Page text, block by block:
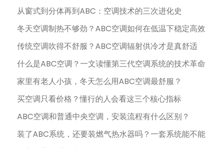
从窗式到分体再到ABC：空调技术的三次进化史
冬天空调制热不够劲？ABC空调如何在低温下稳定高效
传统空调吹得不舒服？ABC空调辐射供冷才是真舒适
什么是ABC空调？一文读懂第三代空调系统的技术革命
家里有老人小孩，冬天怎么用ABC空调最舒服？
买空调只看价格？懂行的人会看这三个核心指标
ABC空调和普通中央空调，安装流程有什么区别？
装了ABC系统，还要装燃气热水器吗？一套系统能不能